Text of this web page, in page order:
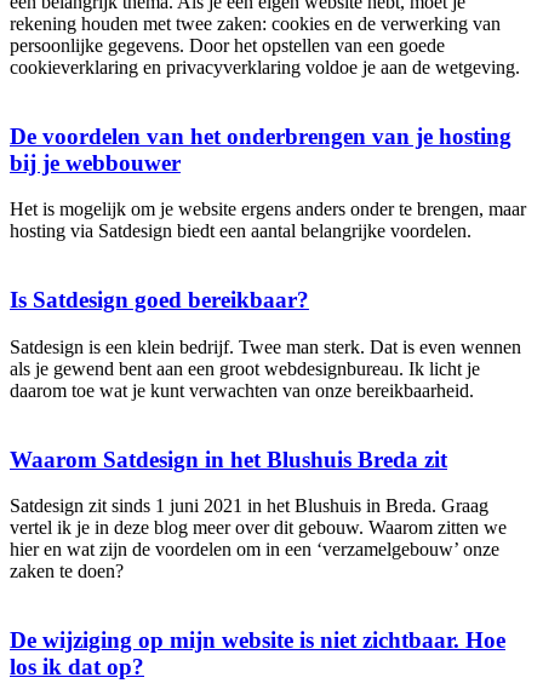
rekening houden met twee zaken: cookies en de verwerking van
persoonlijke gegevens. Door het opstellen van een goede
cookieverklaring en privacyverklaring voldoe je aan de wetgeving.
De voordelen van het onderbrengen van je hosting
bij je webbouwer
Het is mogelijk om je website ergens anders onder te brengen, maar
hosting via Satdesign biedt een aantal belangrijke voordelen.
Is Satdesign goed bereikbaar?
Satdesign is een klein bedrijf. Twee man sterk. Dat is even wennen
als je gewend bent aan een groot webdesignbureau. Ik licht je
daarom toe wat je kunt verwachten van onze bereikbaarheid.
Waarom Satdesign in het Blushuis Breda zit
Satdesign zit sinds 1 juni 2021 in het Blushuis in Breda. Graag
vertel ik je in deze blog meer over dit gebouw. Waarom zitten we
hier en wat zijn de voordelen om in een ‘verzamelgebouw’ onze
zaken te doen?
De wijziging op mijn website is niet zichtbaar. Hoe
los ik dat op?